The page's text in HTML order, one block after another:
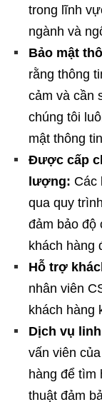
trong lĩnh
ngành và
Bảo mật
rằng thông
cảm và cần
chúng tôi
mật thông
Được cấp
lượng: Các
qua quy
đảm bảo độ
khách hàng
Hỗ trợ
nhân viên
khách hàng
Dịch vụ
vấn viên
hàng để tìm
thuật đảm